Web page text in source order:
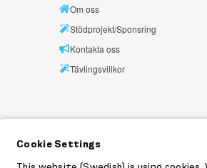
Om oss
Stödprojekt/Sponsring
Kontakta oss
Tävlingsvillkor
Cookie Settings